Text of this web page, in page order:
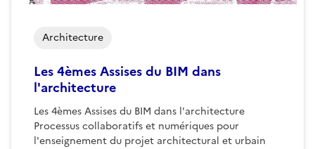
Les 4èmes Assises du BIM dans
l'architecture
Les 4èmes Assises du BIM dans l'architecture
Processus collaboratifs et numériques pour
l'enseignement du projet architectural et urbain
Architecture